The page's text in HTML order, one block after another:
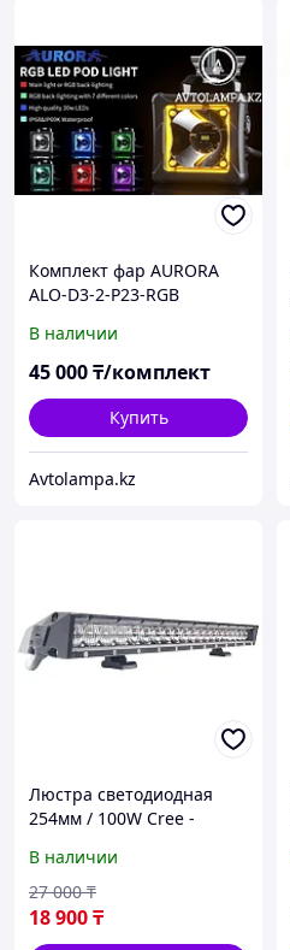
Комплект фар AURORA
ALO-D3-2-P23-RGB
квадратные фары Aurora
В наличии
45 000₸/комплект
Купить
Avtolampa.kz
Люстра светодиодная
254мм / 100W Cree -
В наличии
18 900₸
27 000 ₸